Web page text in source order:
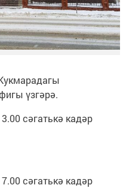
үзгәрә.
сәгатькә кадәр
сәгатькә кадәр